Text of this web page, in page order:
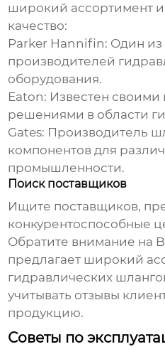
широкий ассортимент
качество:
Parker Hannifin: Один
производителей
оборудования.
Eaton: Известен
решениями в области
Gates: Производитель
компонентов для
промышленности.
Поиск поставщиков
Ищите поставщиков,
конкурентоспособные
Обратите внимание на
предлагает широкий
гидравлических
учитывать отзывы
продукцию.
Советы по